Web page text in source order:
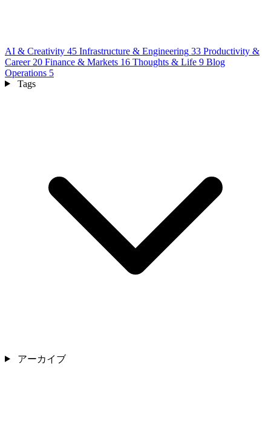
AI & Creativity 45 Infrastructure & Engineering 33 Productivity &
Career 20 Finance & Markets 16 Thoughts & Life 9 Blog
Operations 5
Tags
アーカイブ